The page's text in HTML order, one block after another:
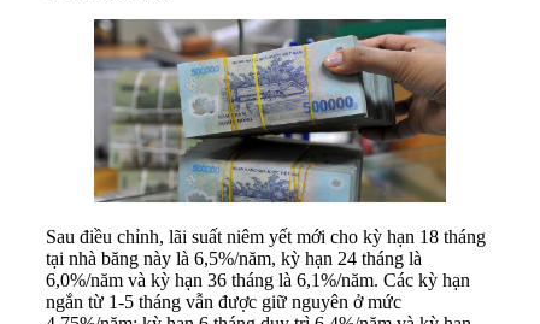
Sau điều chỉnh, lãi suất niêm yết mới cho kỳ hạn 18 tháng
tại nhà băng này là 6,5%/năm, kỳ hạn 24 tháng là
6,0%/năm và kỳ hạn 36 tháng là 6,1%/năm. Các kỳ hạn
ngắn từ 1-5 tháng vẫn được giữ nguyên ở mức